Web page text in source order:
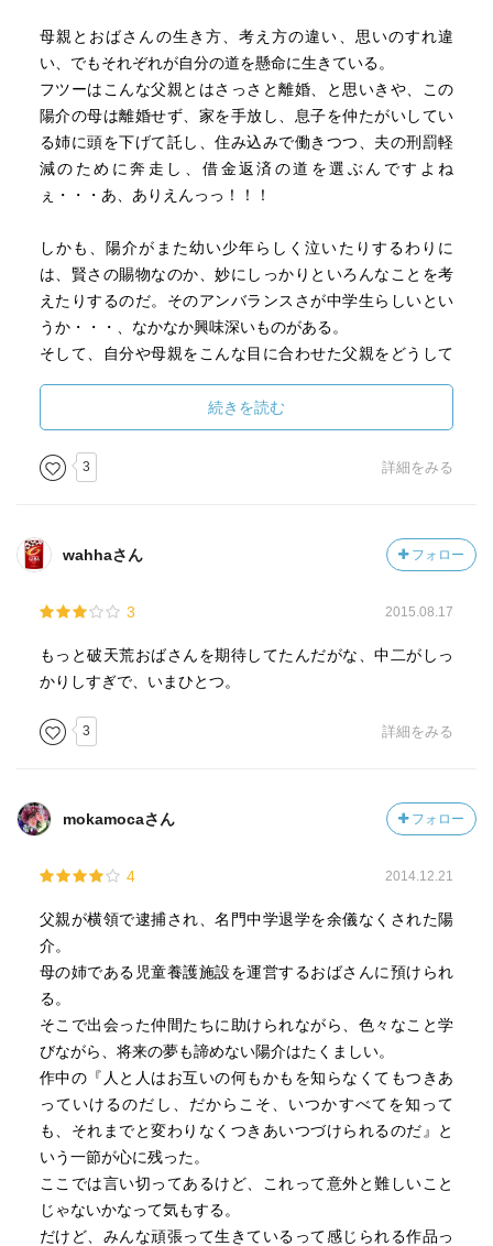
母親とおばさんの生き方、考え方の違い、思いのすれ違
い、でもそれぞれが自分の道を懸命に生きている。
フツーはこんな父親とはさっさと離婚、と思いきや、この
陽介の母は離婚せず、家を手放し、息子を仲たがいしてい
る姉に頭を下げて託し、住み込みで働きつつ、夫の刑罰軽
減のために奔走し、借金返済の道を選ぶんですよね
ぇ・・・あ、ありえんっっ！！！
しかも、陽介がまた幼い少年らしく泣いたりするわりに
は、賢さの賜物なのか、妙にしっかりといろんなことを考
えたりするのだ。そのアンバランスさが中学生らしいとい
うか・・・、なかなか興味深いものがある。
そして、自分や母親をこんな目に合わせた父親をどうして
そんな父親が単身赴任先では愛人にマンション買ってあげ
るために横領までしちゃうんだから、人間ってホントわか
らないですよねー。うわー、コワコワですぅ～ｗｗ
とはいえ、人は逆境に陥ってこそ真価を発揮するもの。
困難にあったときこそ、成長する最大のチャンス！
んな理不尽な目には遭いたくもないけれど、順風満帆な人
生なんて、ちょっとつまらないと思いません？ｗ
る。でも、仲間と、支援してくれる人と一緒に、それらを
も受け入れ、時には立ち向かい、糧としていくのだ。
負けない、折れない。
でもそれは自分の力だけでなく、必ず誰かの助けがある。
つかの誰かとの思い出だったり、読んだ本の中にあった言
葉だったり。
そんなこんなでいろいろあるけど、ここはひとまず大団
た唐突な宣言をするｗ
いくら頑張ってやってても、自分に嘘をついて生きている
なーんて思ってはみても、なかなか実行には移せなかった
りするものですが、このおばさんはあくまでもパワフル！
一度きりの人生、体を張って生き抜くつもりのご様子、波
続きを読む
3 詳細をみる
wahhaさん フォロー
3 2015.08.17
もっと破天荒おばさんを期待してたんだがな、中二がしっ
かりしすぎで、いまひとつ。
3 詳細をみる
mokamocaさん フォロー
4 2014.12.21
父親が横領で逮捕され、名門中学退学を余儀なくされた陽
介。
母の姉である児童養護施設を運営するおばさんに預けられ
る。
そこで出会った仲間たちに助けられながら、色々なこと学
びながら、将来の夢も諦めない陽介はたくましい。
作中の『人と人はお互いの何もかもを知らなくてもつきあ
っていけるのだし、だからこそ、いつかすべてを知って
も、それまでと変わりなくつきあいつづけられるのだ』と
いう一節が心に残った。
ここでは言い切ってあるけど、これって意外と難しいこと
じゃないかなって気もする。
だけど、みんな頑張って生きているって感じられる作品っ